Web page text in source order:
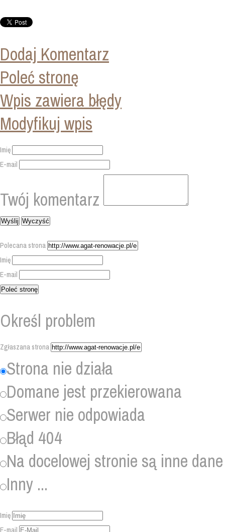
Dodaj Komentarz
Poleć stronę
Wpis zawiera błędy
Modyfikuj wpis
Imię
E-mail
Twój komentarz
Polecana strona
Imię
E-mail
Określ problem
Zgłaszana strona
Strona nie działa
Domane jest przekierowana
Serwer nie odpowiada
Błąd 404
Na docelowej stronie są inne dane
Inny ...
Imię
E-mail